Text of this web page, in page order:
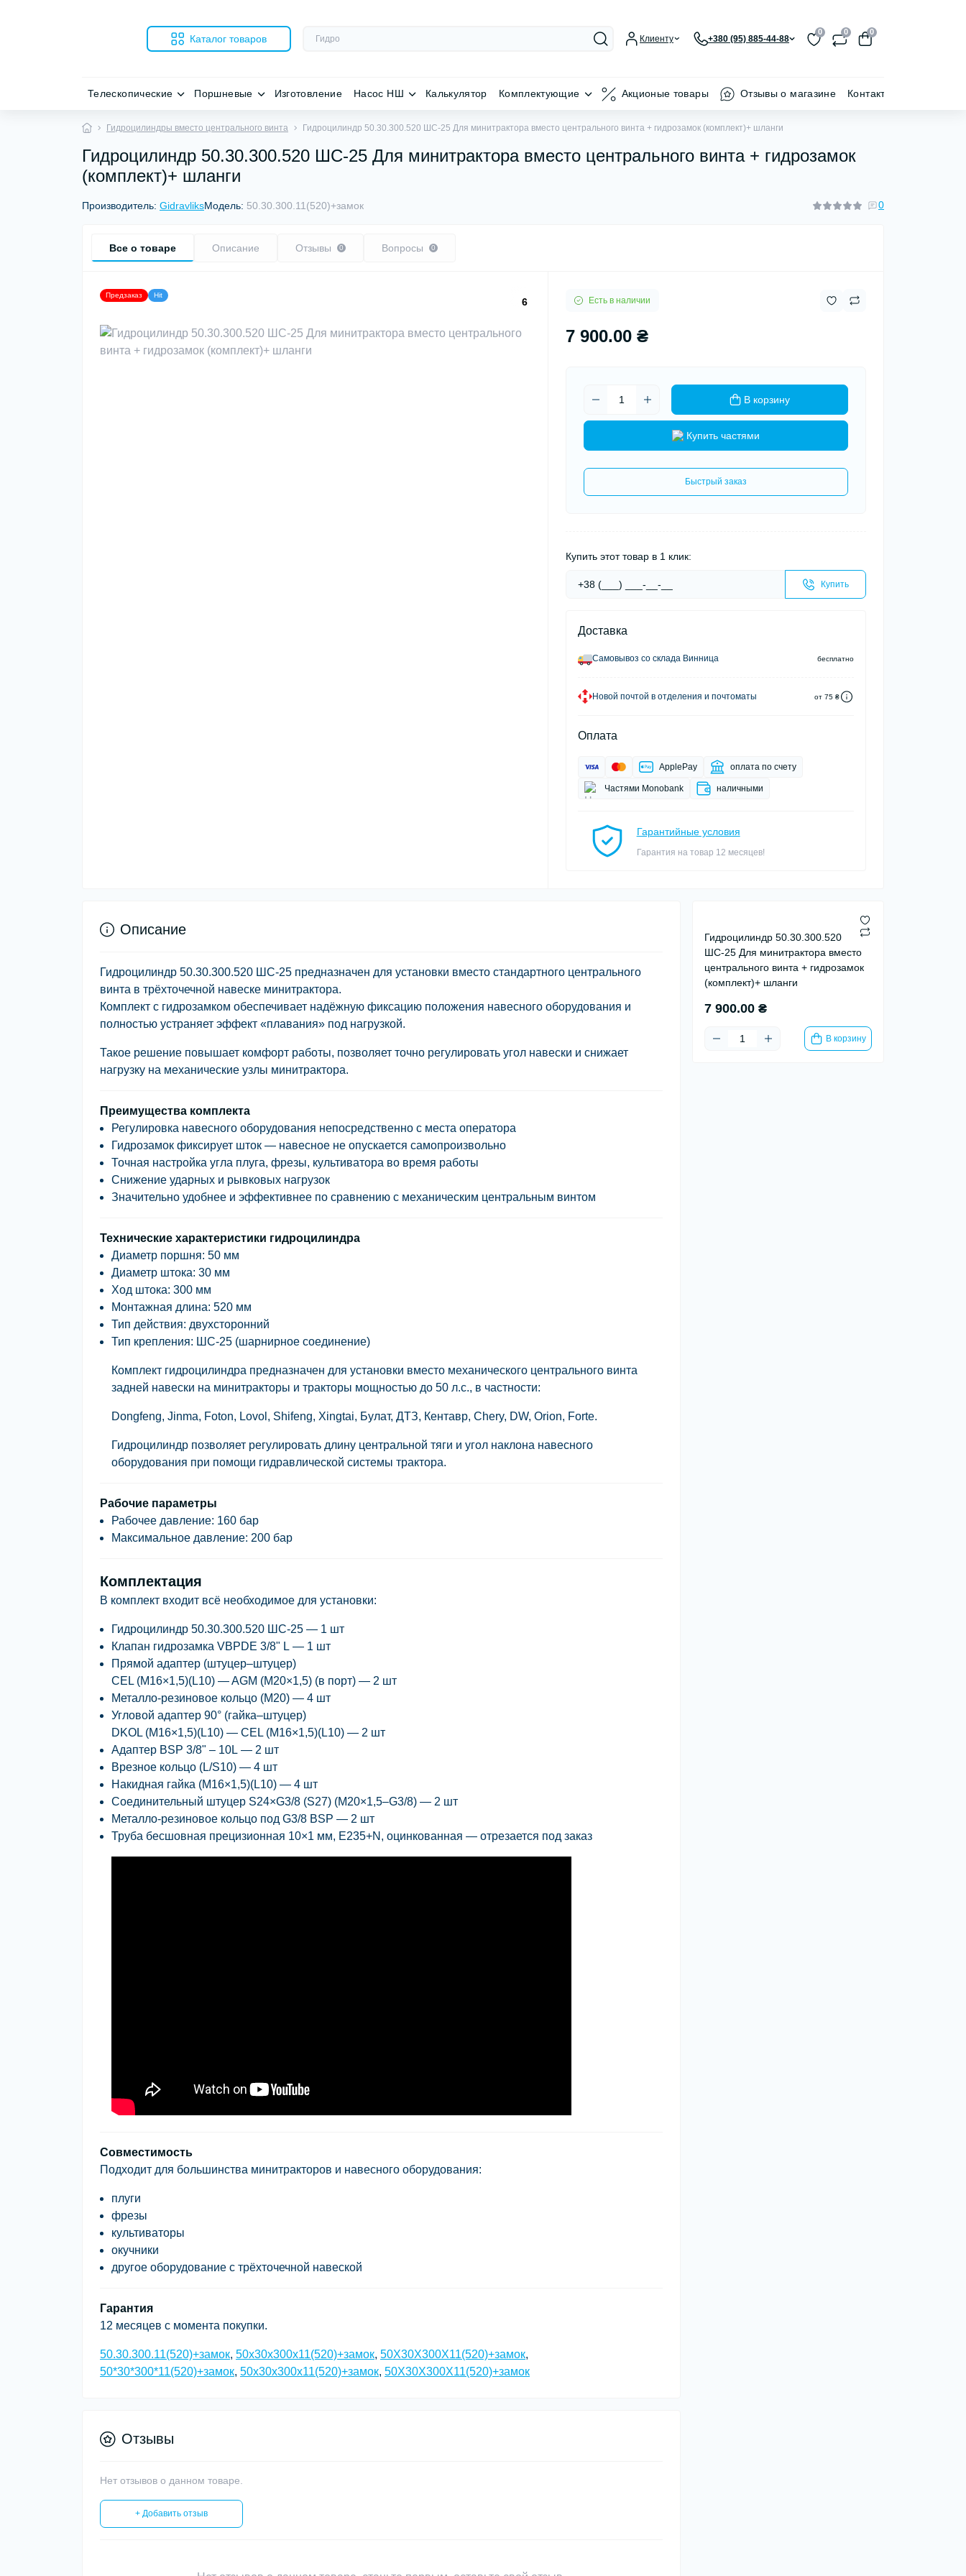
Каталог товаров Клиенту +380 (95) 885-44-88
0 0 0
Телескопические Поршневые Изготовление Насос НШ Калькулятор Комплектующие Акционые товары Отзывы о магазине Контакти
Гидроцилиндры вместо центрального винта Гидроцилиндр 50.30.300.520 ШС-25 Для минитрактора вместо центрального винта + гидрозамок (комплект)+ шланги
Гидроцилиндр 50.30.300.520 ШС-25 Для минитрактора вместо центрального винта + гидрозамок
(комплект)+ шланги
Производитель: GidravliksМодель: 50.30.300.11(520)+замок 0
Все о товаре Описание Отзывы 0 Вопросы 0
Предзаказ Hit
6 Есть в наличии
7 900.00 ₴
В корзину
Купить частями
Быстрый заказ
Купить этот товар в 1 клик:
Купить
Доставка
Самовывоз со склада Винница бесплатно
Новой почтой в отделения и почтоматы от 75 ₴
Оплата
ApplePay оплата по счету
Частями Monobank наличными
Гарантийные условия
Гарантия на товар 12 месяцев!
Гидроцилиндр 50.30.300.520
ШС-25 Для минитрактора вместо
центрального винта + гидрозамок
(комплект)+ шланги
7 900.00 ₴
В корзину
Описание
Гидроцилиндр 50.30.300.520 ШС-25 предназначен для установки вместо стандартного центрального
винта в трёхточечной навеске минитрактора.
Комплект с гидрозамком обеспечивает надёжную фиксацию положения навесного оборудования и
полностью устраняет эффект «плавания» под нагрузкой.
Такое решение повышает комфорт работы, позволяет точно регулировать угол навески и снижает
нагрузку на механические узлы минитрактора.
Преимущества комплекта
Регулировка навесного оборудования непосредственно с места оператора
Гидрозамок фиксирует шток — навесное не опускается самопроизвольно
Точная настройка угла плуга, фрезы, культиватора во время работы
Снижение ударных и рывковых нагрузок
Значительно удобнее и эффективнее по сравнению с механическим центральным винтом
Технические характеристики гидроцилиндра
Диаметр поршня: 50 мм
Диаметр штока: 30 мм
Ход штока: 300 мм
Монтажная длина: 520 мм
Тип действия: двухсторонний
Тип крепления: ШС-25 (шарнирное соединение)
Комплект гидроцилиндра предназначен для установки вместо механического центрального винта
задней навески на минитракторы и тракторы мощностью до 50 л.с., в частности:
Dongfeng, Jinma, Foton, Lovol, Shifeng, Xingtai, Булат, ДТЗ, Кентавр, Chery, DW, Orion, Forte.
Гидроцилиндр позволяет регулировать длину центральной тяги и угол наклона навесного
оборудования при помощи гидравлической системы трактора.
Рабочие параметры
Рабочее давление: 160 бар
Максимальное давление: 200 бар
Комплектация
В комплект входит всё необходимое для установки:
Гидроцилиндр 50.30.300.520 ШС-25 — 1 шт
Клапан гидрозамка VBPDE 3/8" L — 1 шт
Прямой адаптер (штуцер–штуцер)
CEL (M16×1,5)(L10) — AGM (M20×1,5) (в порт) — 2 шт
Металло-резиновое кольцо (M20) — 4 шт
Угловой адаптер 90° (гайка–штуцер)
DKOL (M16×1,5)(L10) — CEL (M16×1,5)(L10) — 2 шт
Адаптер BSP 3/8" – 10L — 2 шт
Врезное кольцо (L/S10) — 4 шт
Накидная гайка (M16×1,5)(L10) — 4 шт
Соединительный штуцер S24×G3/8 (S27) (M20×1,5–G3/8) — 2 шт
Металло-резиновое кольцо под G3/8 BSP — 2 шт
Труба бесшовная прецизионная 10×1 мм, E235+N, оцинкованная — отрезается под заказ
Совместимость
Подходит для большинства минитракторов и навесного оборудования:
плуги
фрезы
культиваторы
окучники
другое оборудование с трёхточечной навеской
Гарантия
12 месяцев с момента покупки.
50.30.300.11(520)+замок, 50x30x300x11(520)+замок, 50X30X300X11(520)+замок,
50*30*300*11(520)+замок, 50х30х300х11(520)+замок, 50Х30Х300Х11(520)+замок
Отзывы
Нет отзывов о данном товаре.
+ Добавить отзыв